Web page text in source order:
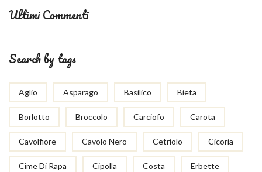
Ultimi Commenti
Search by tags
Aglio Asparago Basilico Bieta
Borlotto Broccolo Carciofo Carota
Cavolfiore Cavolo Nero Cetriolo Cicoria
Cime Di Rapa Cipolla Costa Erbette